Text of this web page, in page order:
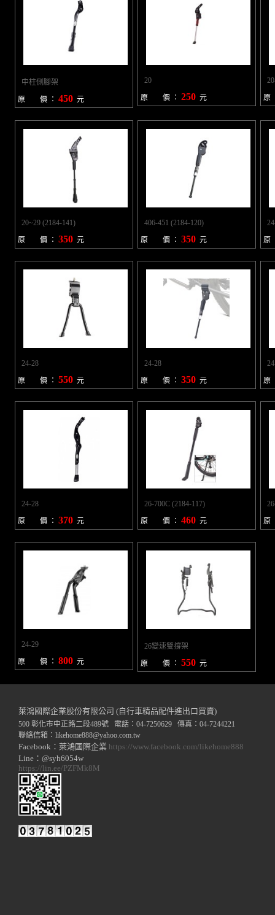
中柱側腳架
原 價 ：450 元
20
原 價 ：250 元
20~29 (2184-141)
原 價 ：350 元
406-451 (2184-120)
原 價 ：350 元
24-28
原 價 ：550 元
24-28
原 價 ：350 元
24-28
原 價 ：370 元
26-700C (2184-117)
原 價 ：460 元
24-29
原 價 ：800 元
26變速雙撐架
原 價 ：550 元
萊鴻國際企業股份有限公司 (自行車精品配件進出口買賣)
500 彰化市中正路二段489號 電話：04-7250629 傳真：04-7244221
聯絡信箱： likehome888@yahoo.com.tw
Facebook：萊鴻國際企業 https://www.facebook.com/likehome888
Line：@syh6054w
https://lin.ee/PZFMk8M